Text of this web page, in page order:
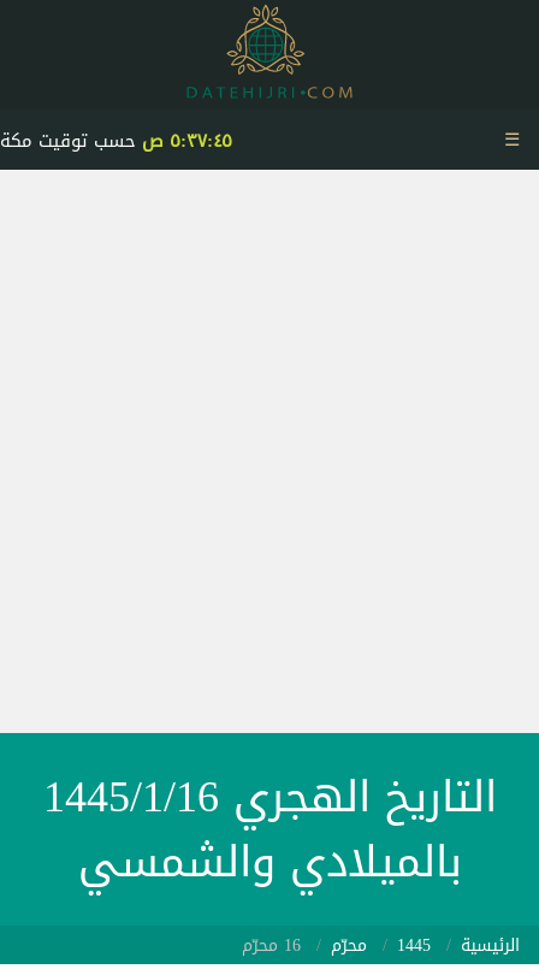
٥:٣٧:٤٥ ص حسب توقيت مكة ☰
التاريخ الهجري 1445/1/16
بالميلادي والشمسي
الرئيسية 1445 محرّم 16 محرّم